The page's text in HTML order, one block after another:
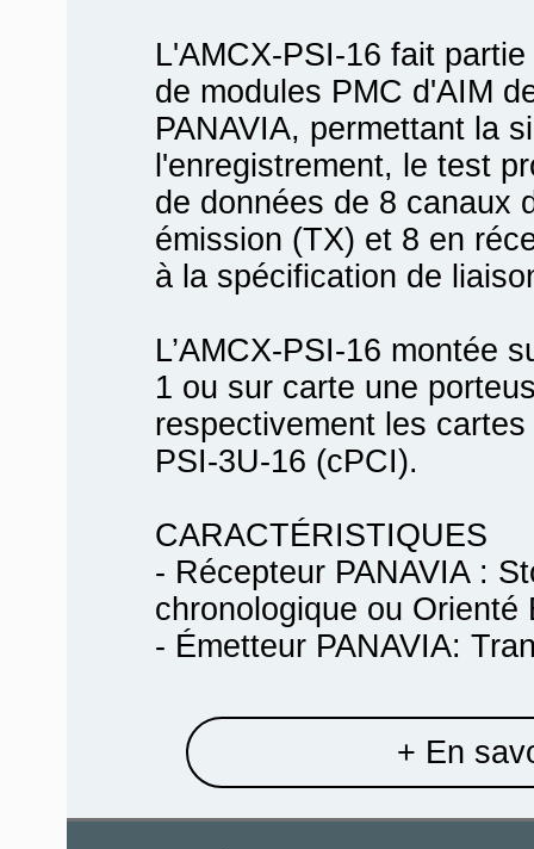
L'AMCX-PSI-16 fait
de modules PMC d'AIM
PANAVIA, permettant la
l'enregistrement, le test
de données de 8 canaux
émission (TX) et 8 en
à la spécification de
L’AMCX-PSI-16 montée
1 ou sur carte une
respectivement les
PSI-3U-16 (cPCI).
CARACTÉRISTIQUES
- Récepteur PANAVIA :
chronologique ou Orienté
- Émetteur PANAVIA:
+ En